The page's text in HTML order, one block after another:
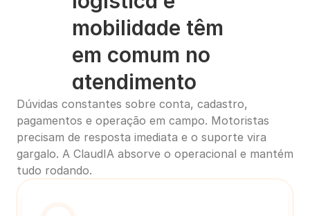
mobilidade têm
em comum no
atendimento
Dúvidas constantes sobre conta, cadastro,
pagamentos e operação em campo. Motoristas
precisam de resposta imediata e o suporte vira
gargalo. A ClaudIA absorve o operacional e mantém
tudo rodando.